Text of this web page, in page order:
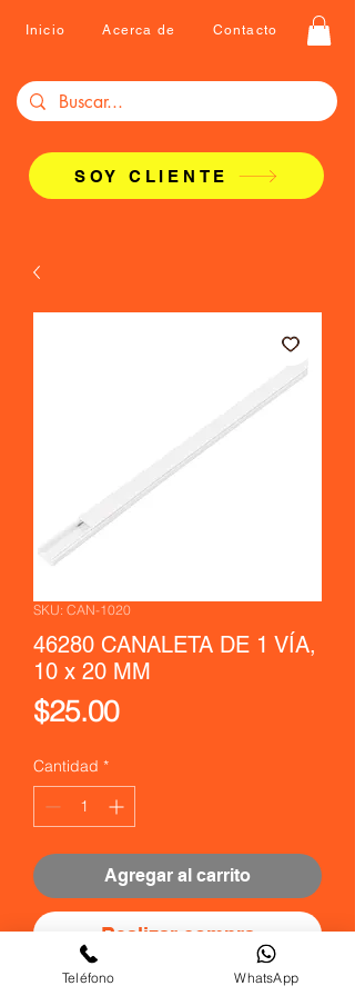
Inicio Acerca de Contacto
SOY CLIENTE
SKU: CAN-1020
46280 CANALETA DE 1 VÍA,
10 x 20 MM
$25.00Precio
Cantidad *
Agregar al carrito
Realizar compra
Teléfono WhatsApp